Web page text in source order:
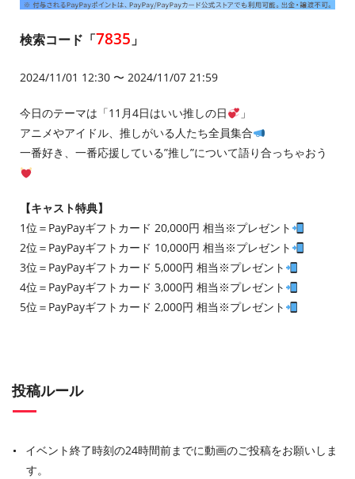
検索コード「7835 」
2024/11/01 12:30 〜 2024/11/07 21:59
今日のテーマは「11月4日はいい推しの日
」
アニメやアイドル、推しがいる人たち全員集合
一番好き、一番応援している”推し”について語り合っちゃおう
【キャスト特典】
1位＝PayPayギフトカード 20,000円 相当※プレゼント
2位＝PayPayギフトカード 10,000円 相当※プレゼント
3位＝PayPayギフトカード 5,000円 相当※プレゼント
4位＝PayPayギフトカード 3,000円 相当※プレゼント
5位＝PayPayギフトカード 2,000円 相当※プレゼント
投稿ルール
イベント終了時刻の24時間前までに動画のご投稿をお願いしま
す。